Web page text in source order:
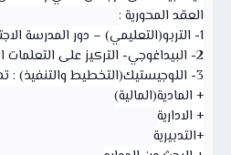
العقد المحورية :
1- التربو(التعليمي) – دور المدرسة الاجتماعي والتكويني للمواطن
2- البيداغوجي- التركيز على التعلمات المعرفية
3- اللوجيستيك(التخطيط والتنفيذ) : تهييء الظروف
+ المادية(المالية)
+ الادارية
+التدبيرية